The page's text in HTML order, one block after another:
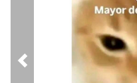
Previous